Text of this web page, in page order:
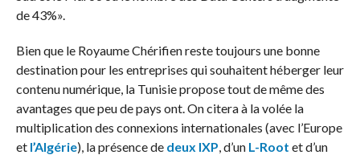
de 43%».
Bien que le Royaume Chérifien reste toujours une bonne
destination pour les entreprises qui souhaitent héberger leur
contenu numérique, la Tunisie propose tout de même des
avantages que peu de pays ont. On citera à la volée la
multiplication des connexions internationales (avec l’Europe
et l’Algérie), la présence de deux IXP, d’un L-Root et d’un